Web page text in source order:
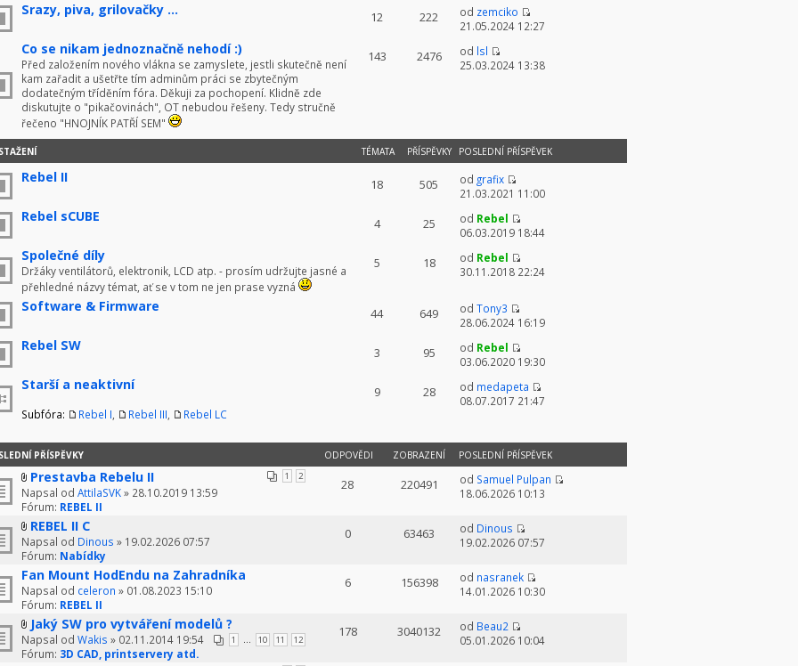
Srazy, piva, grilovačky ... 12 222 od zemciko
21.05.2024 12:27
Co se nikam jednoznačně nehodí :)
Před založením nového vlákna se zamyslete, jestli skutečně není
kam zařadit a ušetřte tím adminům práci se zbytečným
dodatečným tříděním fóra. Děkuji za pochopení. Klidně zde
diskutujte o "pikačovinách", OT nebudou řešeny. Tedy stručně
řečeno "HNOJNÍK PATŘÍ SEM"
143 2476 od lsl
25.03.2024 13:38
TÉMATA PŘÍSPĚVKY POSLEDNÍ PŘÍSPĚVEK
Rebel II 18 505 od grafix
21.03.2021 11:00
Rebel sCUBE 4 25 od Rebel
06.03.2019 18:44
Společné díly
Držáky ventilátorů, elektronik, LCD atp. - prosím udržujte jasné a
přehledné názvy témat, ať se v tom ne jen prase vyzná
5 18 od Rebel
30.11.2018 22:24
Software & Firmware 44 649 od Tony3
28.06.2024 16:19
Rebel SW 3 95 od Rebel
03.06.2020 19:30
Starší a neaktivní
Subfóra: Rebel I Rebel III Rebel LC
9 28 od medapeta
08.07.2017 21:47
PŘÍSPĚVKY ODPOVĚDI ZOBRAZENÍ POSLEDNÍ PŘÍSPĚVEK
Prestavba Rebelu II 1 2
Napsal od AttilaSVK» 28.10.2019 13:59
Fórum: REBEL II
28 220491 od Samuel Pulpan
18.06.2026 10:13
REBEL II C
Napsal od Dinous » 19.02.2026 07:57
Fórum: Nabídky
0 63463 od Dinous
19.02.2026 07:57
Fan Mount HodEndu na Zahradníka
Napsal od celeron » 01.08.2023 15:10
Fórum: REBEL II
6 156398 od nasranek
14.01.2026 10:30
Jaký SW pro vytváření modelů ?
1 ... 10 11 12
Napsal od Wakis » 02.11.2014 19:54
Fórum: 3D CAD, printservery atd.
178 3040132 od Beau2
05.01.2026 10:04